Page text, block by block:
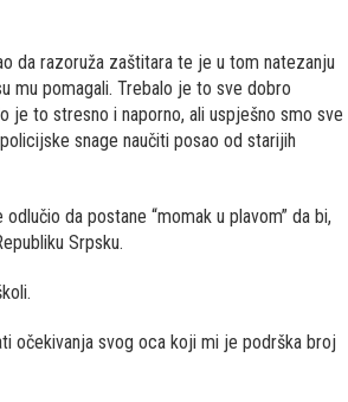
da razoruža zaštitara te je u tom natezanju
mu pomagali. Trebalo je to sve dobro
je to stresno i naporno, ali uspješno smo sve
snage naučiti posao od starijih
da postane “momak u plavom” da bi,
Srpsku.
očekivanja svog oca koji mi je podrška broj